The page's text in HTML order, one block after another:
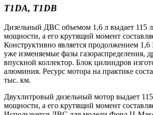
T1DA, T1DB
Дизельный ДВС объемом 1,6 л выдает 115
мощности, а его крутящий момент
Конструктивно является продолжением 1,6
уже изменяемые фазы газораспределения,
впускной коллектор. Блок цилиндров
алюминия. Ресурс мотора на практике
тыс. км.
Двухлитровый дизельный мотор выдает
мощности, а его крутящий момент